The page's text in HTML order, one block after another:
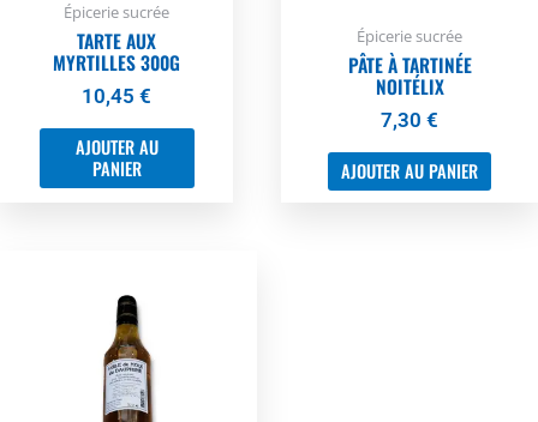
Épicerie sucrée
TARTE AUX
MYRTILLES 300G
10,45 €
AJOUTER AU
PANIER
Épicerie sucrée
PÂTE À TARTINÉE
NOITÉLIX
7,30 €
AJOUTER AU PANIER